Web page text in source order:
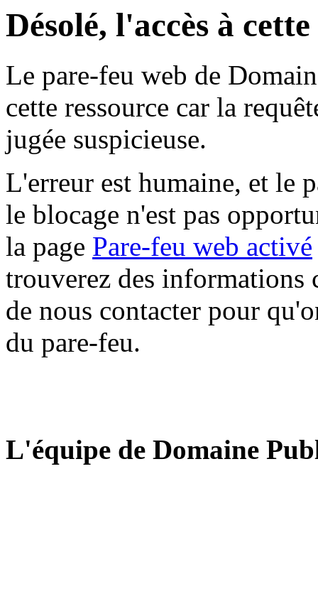
Désolé, l'accès à
Le pare-feu web de
cette ressource car la
jugée suspicieuse.
L'erreur est humaine, et le
le blocage n'est pas
la page Pare-feu web activé
trouverez des informations
de nous contacter pour
du pare-feu.
L'équipe de Domaine